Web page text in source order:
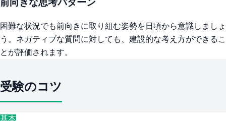
前向きな思考パターン
困難な状況でも前向きに取り組む姿勢を日頃から意識しましょ
う。ネガティブな質問に対しても、建設的な考え方ができるこ
とが評価されます。
受験のコツ
基本